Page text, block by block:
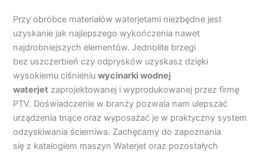
Przy obróbce materiałów waterjetami niezbędne jest
uzyskanie jak najlepszego wykończenia nawet
najdrobniejszych elementów. Jednolite brzegi
bez uszczerbień czy odprysków uzyskasz dzięki
wysokiemu ciśnieniuwycinarki wodnej
waterjet zaprojektowanej i wyprodukowanej przez firmę
PTV. Doświadczenie w branży pozwala nam ulepszać
urządzenia tnące oraz wyposażać je w praktyczny system
odzyskiwania ścierniwa. Zachęcamy do zapoznania
się z katalogiem maszyn Waterjet oraz pozostałych